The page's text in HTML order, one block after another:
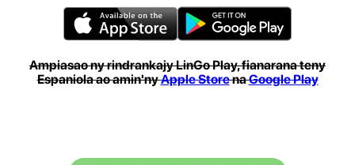
Ampiasao ny rindrankajy LinGo Play, fianarana teny
Espaniola ao amin'nyApple StorenaGoogle Play